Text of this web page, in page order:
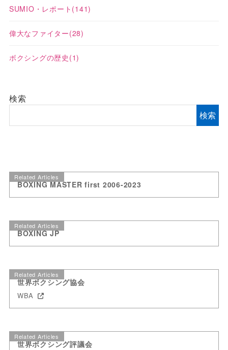
SUMIO・レポート (141)
偉大なファイター(28)
ボクシングの歴史 (1)
検索
検索
Related Articles
BOXING MASTER first 2006-2023
Related Articles
BOXING JP
Related Articles
世界ボクシング協会
WBA
Related Articles
世界ボクシング評議会